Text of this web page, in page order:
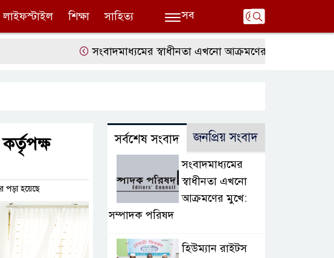
লাইফস্টাইল শিক্ষা সাহিত্য সব
সংবাদমাধ্যমের স্বাধীনতা এখনো আক্রমণের মুখে: সম্পাদক পরিষদ
পড়া হয়েছে
সর্বশেষ সংবাদ জনপ্রিয় সংবাদ
সংবাদমাধ্যমের
স্বাধীনতা এখনো
আক্রমণের মুখে:
সম্পাদক পরিষদ
হিউম্যান রাইটস